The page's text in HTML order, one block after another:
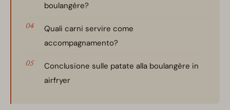
boulangère?
Quali carni servire come
accompagnamento?
Conclusione sulle patate alla boulangère in
airfryer